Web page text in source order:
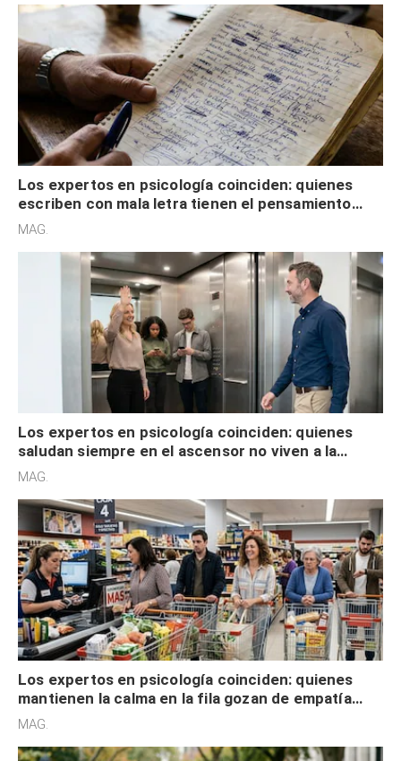
Los expertos en psicología coinciden: quienes
escriben con mala letra tienen el pensamiento
acelerado y no lo hacen por desinterés
MAG.
Los expertos en psicología coinciden: quienes
saludan siempre en el ascensor no viven a la
defensiva y tienen apertura social
MAG.
Los expertos en psicología coinciden: quienes
mantienen la calma en la fila gozan de empatía
cognitiva, gratitud y no solo tienen autocontrol
MAG.